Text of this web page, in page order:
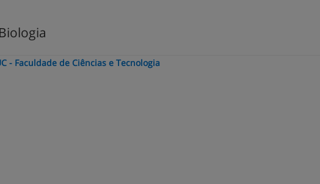
- Faculdade de Ciências e Tecnologia